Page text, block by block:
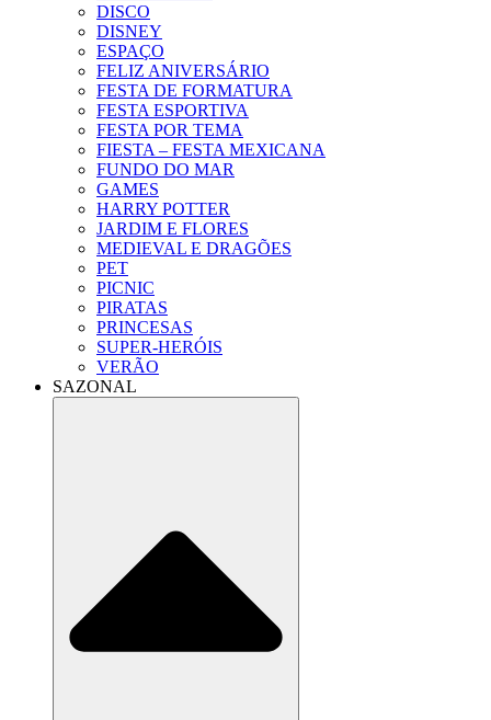
DISCO
DISNEY
ESPAÇO
FELIZ ANIVERSÁRIO
FESTA DE FORMATURA
FESTA ESPORTIVA
FESTA POR TEMA
FIESTA – FESTA MEXICANA
FUNDO DO MAR
GAMES
HARRY POTTER
JARDIM E FLORES
MEDIEVAL E DRAGÕES
PET
PICNIC
PIRATAS
PRINCESAS
SUPER-HERÓIS
VERÃO
SAZONAL